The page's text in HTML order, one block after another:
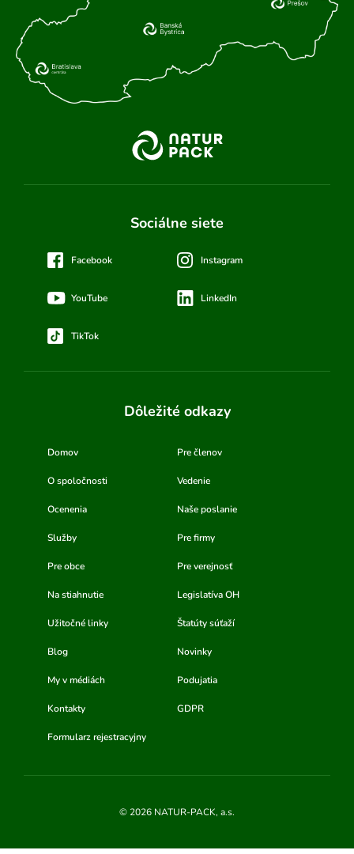
Sociálne siete
Facebook Instagram
YouTube LinkedIn
TikTok
Dôležité odkazy
Domov Pre členov
O spoločnosti Vedenie
Ocenenia Naše poslanie
Služby Pre firmy
Pre obce Pre verejnosť
Na stiahnutie Legislatíva OH
Užitočné linky Štatúty súťaží
Blog Novinky
My v médiách Podujatia
Kontakty GDPR
Formularz rejestracyjny
© 2026 NATUR-PACK, a.s.